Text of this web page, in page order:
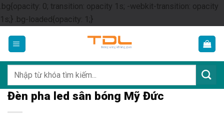
.bg{opacity: 0; transition: opacity 1s; -webkit-transition: opacity
1s;} .bg-loaded{opacity: 1;}Skip
content
kiếm:
Đèn pha led sân bóng Mỹ Đức